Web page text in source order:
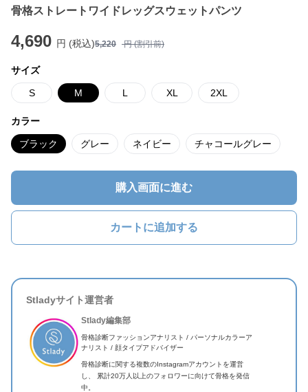
骨格ストレートワイドレッグスウェットパンツ
4,690 円 (税込)5,220 円 (割引前)
サイズ
S M L XL 2XL
カラー
ブラック グレー ネイビー チャコールグレー
購入画面に進む
カートに追加する
Stladyサイト運営者
Stlady編集部
骨格診断ファッションアナリスト / パーソナルカラーア
ナリスト / 顔タイプアドバイザー
骨格診断に関する複数のInstagramアカウントを運営
し、 累計20万人以上のフォロワーに向けて骨格を発信
中。